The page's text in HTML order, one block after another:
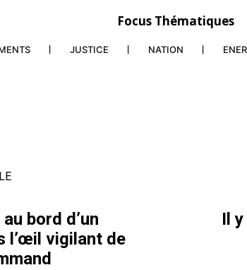
Focus Thématiques
JUSTICE NATION
bord d’un
l’œil vigilant de
Il